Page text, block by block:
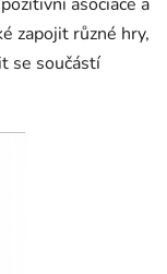
zapojit různé hry,
se součástí